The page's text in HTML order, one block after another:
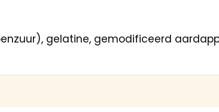
gelatine, gemodificeerd